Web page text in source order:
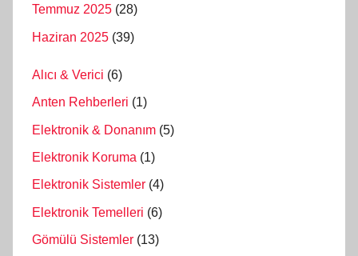
Temmuz 2025 (28)
Haziran 2025 (39)
Alıcı & Verici (6)
Anten Rehberleri (1)
Elektronik & Donanım (5)
Elektronik Koruma (1)
Elektronik Sistemler (4)
Elektronik Temelleri (6)
Gömülü Sistemler (13)